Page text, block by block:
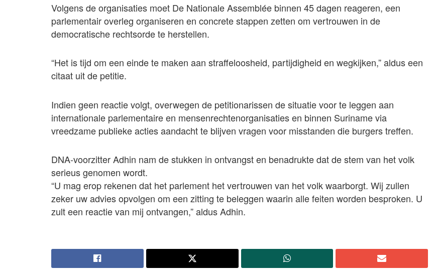
Volgens de organisaties moet De Nationale Assemblée binnen 45 dagen reageren, een
parlementair overleg organiseren en concrete stappen zetten om vertrouwen in de
democratische rechtsorde te herstellen.
“Het is tijd om een einde te maken aan straffeloosheid, partijdigheid en wegkijken,” aldus een
citaat uit de petitie.
Indien geen reactie volgt, overwegen de petitionarissen de situatie voor te leggen aan
internationale parlementaire en mensenrechtenorganisaties en binnen Suriname via
vreedzame publieke acties aandacht te blijven vragen voor misstanden die burgers treffen.
DNA-voorzitter Adhin nam de stukken in ontvangst en benadrukte dat de stem van het volk
serieus genomen wordt.
“U mag erop rekenen dat het parlement het vertrouwen van het volk waarborgt. Wij zullen
zeker uw advies opvolgen om een zitting te beleggen waarin alle feiten worden besproken. U
zult een reactie van mij ontvangen,” aldus Adhin.